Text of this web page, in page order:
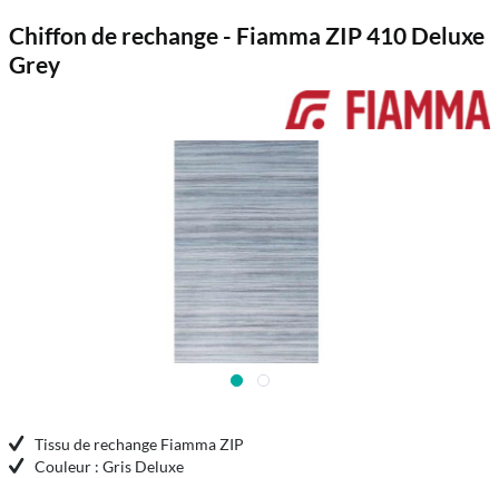
Chiffon de rechange - Fiamma ZIP 410 Deluxe
Grey
Tissu de rechange Fiamma ZIP
Couleur : Gris Deluxe